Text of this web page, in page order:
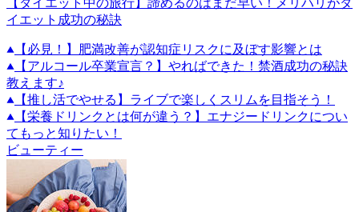
【ダイエット中の旅行】諦めるのはまだ早い！メリハリがダ
イエット成功の秘訣
【必見！】肥満改善が認知症リスクに及ぼす影響とは
【アルコール卒業宣言？】やればできた！禁酒成功の秘訣
教えます♪
【推し活でやせる】ライブで楽しくスリムを目指そう！
【栄養ドリンクとは何が違う？】エナジードリンクについ
てもっと知りたい！
ビューティー